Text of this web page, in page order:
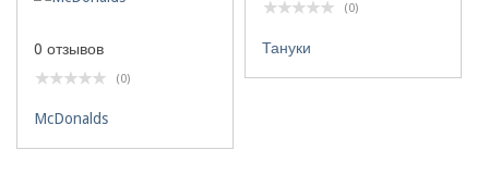
(0)
Тануки
0 отзывов
(0)
McDonalds